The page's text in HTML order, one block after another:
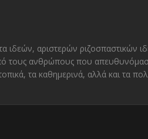
ιδεών, αριστερών
τους ανθρώπους που
τα καθημερινά, αλλά και τα